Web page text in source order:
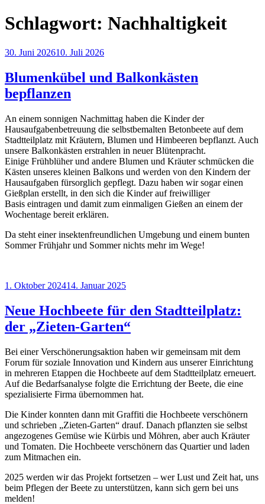
Schlagwort: Nachhaltigkeit
Veröffentlicht
30. Juni 202610. Juli 2026
Blumenkübel und Balkonkästen
bepflanzen
An einem sonnigen Nachmittag haben die Kinder der
Hausaufgabenbetreuung die selbstbemalten Betonbeete auf dem
Stadtteilplatz mit Kräutern, Blumen und Himbeeren bepflanzt. Auch
unsere Balkonkästen erstrahlen in neuer Blütenpracht.
Einige Frühblüher und andere Blumen und Kräuter schmücken die
Kästen unseres kleinen Balkons und werden von den Kindern der
Hausaufgaben fürsorglich gepflegt. Dazu haben wir sogar einen
Gießplan erstellt, in den sich die Kinder auf freiwilliger
Basis eintragen und damit zum einmaligen Gießen an einem der
Wochentage bereit erklären.
Da steht einer insektenfreundlichen Umgebung und einem bunten
Sommer Frühjahr und Sommer nichts mehr im Wege!
Veröffentlicht
1. Oktober 202414. Januar 2025
Neue Hochbeete für den Stadtteilplatz:
der „Zieten-Garten“
Bei einer Verschönerungsaktion haben wir gemeinsam mit dem
Forum für soziale Innovation und Kindern aus unserer Einrichtung
in mehreren Etappen die Hochbeete auf dem Stadtteilplatz erneuert.
Auf die Bedarfsanalyse folgte die Errichtung der Beete, die eine
spezialisierte Firma übernommen hat.
Die Kinder konnten dann mit Graffiti die Hochbeete verschönern
und schrieben „Zieten-Garten“ drauf. Danach pflanzten sie selbst
angezogenes Gemüse wie Kürbis und Möhren, aber auch Kräuter
und Tomaten. Die Hochbeete verschönern das Quartier und laden
zum Mitmachen ein.
2025 werden wir das Projekt fortsetzen – wer Lust und Zeit hat, uns
beim Pflegen der Beete zu unterstützen, kann sich gern bei uns
melden!